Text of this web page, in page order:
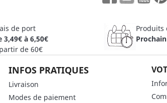
de port
3,49€ à 6,50€
de 60€
Produits
INFOS PRATIQUES
Livraison
Modes de paiement